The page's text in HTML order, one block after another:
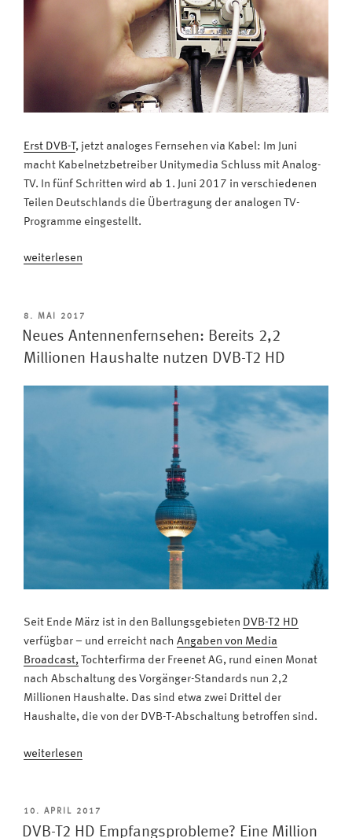
Erst DVB-T, jetzt analoges Fernsehen via Kabel: Im Juni
macht Kabelnetzbetreiber Unitymedia Schluss mit Analog-
TV. In fünf Schritten wird ab 1. Juni 2017 in verschiedenen
Teilen Deutschlands die Übertragung der analogen TV-
Programme eingestellt.
„Digitalisierung:
wird
im
Juni
#VIDEO“
weiterlesen
VERÖFFENTLICHT
AM
8. MAI 2017
Neues Antennenfernsehen: Bereits 2,2
Millionen Haushalte nutzen DVB-T2 HD
Seit Ende März ist in den Ballungsgebieten DVB-T2 HD
verfügbar – und erreicht nach Angaben von Media
Broadcast, Tochterfirma der Freenet AG, rund einen Monat
nach Abschaltung des Vorgänger-Standards nun 2,2
Millionen Haushalte. Das sind etwa zwei Drittel der
Haushalte, die von der DVB-T-Abschaltung betroffen sind.
„Neues
2,2
Millionen
weiterlesen
VERÖFFENTLICHT
AM
10. APRIL 2017
DVB-T2 HD Empfangsprobleme? Eine Million